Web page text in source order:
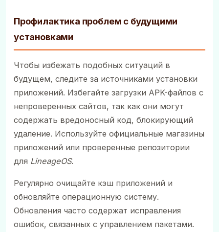
Профилактика проблем с будущими
установками
Чтобы избежать подобных ситуаций в
будущем, следите за источниками установки
приложений. Избегайте загрузки APK-файлов с
непроверенных сайтов, так как они могут
содержать вредоносный код, блокирующий
удаление. Используйте официальные магазины
приложений или проверенные репозитории
для LineageOS.
Регулярно очищайте кэш приложений и
обновляйте операционную систему.
Обновления часто содержат исправления
ошибок, связанных с управлением пакетами.